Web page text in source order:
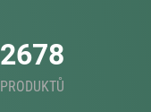
2678
PRODUKTŮ